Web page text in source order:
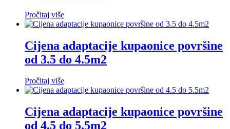
Pročitaj više
Cijena adaptacije kupaonice površine
od 3.5 do 4.5m2
Pročitaj više
Cijena adaptacije kupaonice površine
od 4.5 do 5.5m2